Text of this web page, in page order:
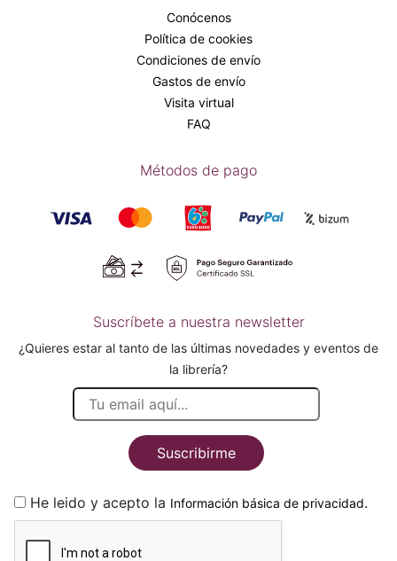
Conócenos
Política de cookies
Condiciones de envío
Gastos de envío
Visita virtual
FAQ
Métodos de pago
Suscríbete a nuestra newsletter
¿Quieres estar al tanto de las últimas novedades y eventos de
la librería?
Suscribirme
He leido y acepto la Información básica de privacidad.